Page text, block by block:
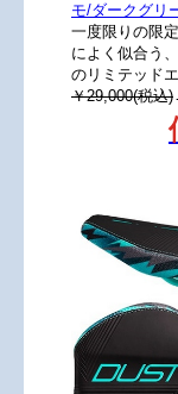
モ/ダークグリ
一度限りの限
によく似合う
のリミテッド
￥29,000(税込)